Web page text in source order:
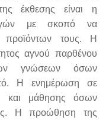
έκθεσης είναι η
με σκοπό να
προϊόντων τους. Η
αγνού παρθένου
γνώσεων όσων
Η ενημέρωση σε
και μάθησης όσων
Η προώθηση της